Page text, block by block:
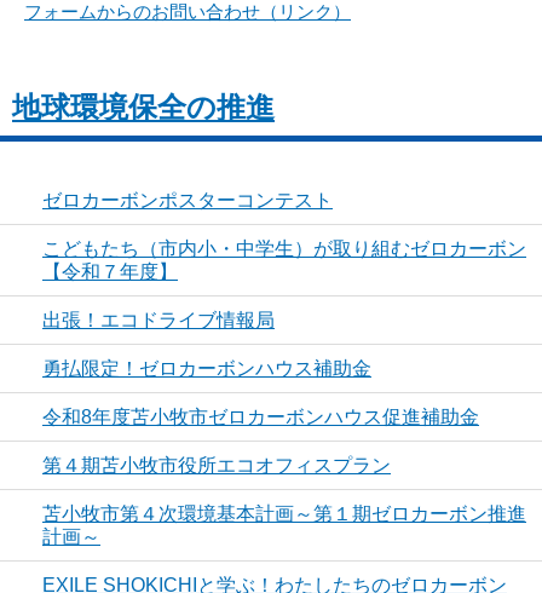
フォームからのお問い合わせ（リンク）
地球環境保全の推進
ゼロカーボンポスターコンテスト
こどもたち（市内小・中学生）が取り組むゼロカーボン
【令和７年度】
出張！エコドライブ情報局
勇払限定！ゼロカーボンハウス補助金
令和8年度苫小牧市ゼロカーボンハウス促進補助金
第４期苫小牧市役所エコオフィスプラン
苫小牧市第４次環境基本計画～第１期ゼロカーボン推進
計画～
EXILE SHOKICHIと学ぶ！わたしたちのゼロカーボン